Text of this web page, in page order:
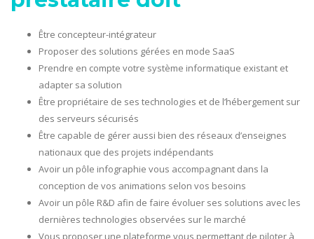
Être concepteur-intégrateur
Proposer des solutions gérées en mode SaaS
Prendre en compte votre système informatique existant et
adapter sa solution
Être propriétaire de ses technologies et de l’hébergement sur
des serveurs sécurisés
Être capable de gérer aussi bien des réseaux d’enseignes
nationaux que des projets indépendants
Avoir un pôle infographie vous accompagnant dans la
conception de vos animations selon vos besoins
Avoir un pôle R&D afin de faire évoluer ses solutions avec les
dernières technologies observées sur le marché
Vous proposer une plateforme vous permettant de piloter à